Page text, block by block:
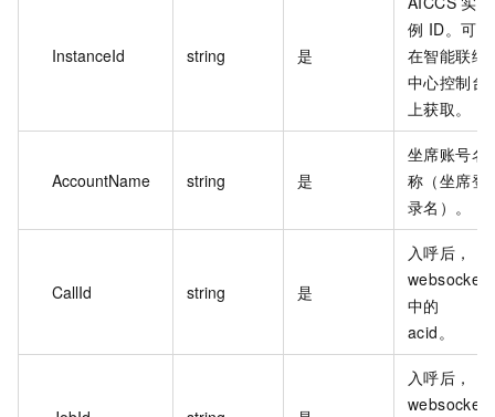
InstanceId string 是
例 ID。可
在智能联络
中心控制台
上获取。
AccountName string 是
坐席账号名
称（坐席登
录名）。
CallId string 是
入呼后，
websocket
中的
acid。
入呼后，
websocket